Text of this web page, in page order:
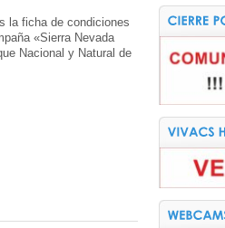
la ficha de condiciones
«Sierra Nevada
Nacional y Natural de